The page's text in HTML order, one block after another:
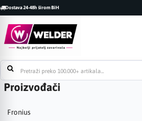
Dostava 24-48h širom BiH
Proizvođači
Fronius